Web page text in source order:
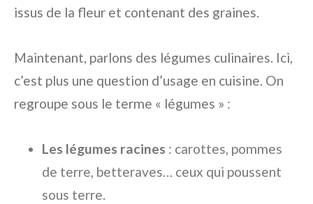
issus de la fleur et contenant des graines.
Maintenant, parlons des légumes culinaires. Ici,
c’est plus une question d’usage en cuisine. On
regroupe sous le terme « légumes » :
Les légumes racines : carottes, pommes
de terre, betteraves… ceux qui poussent
sous terre.